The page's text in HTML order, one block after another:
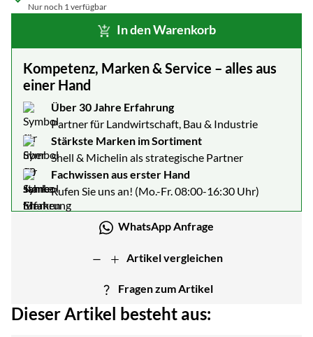
Nur noch 1 verfügbar
In den Warenkorb
Kompetenz, Marken & Service – alles aus
einer Hand
Über 30 Jahre Erfahrung
Partner für Landwirtschaft, Bau & Industrie
Stärkste Marken im Sortiment
Shell & Michelin als strategische Partner
Fachwissen aus erster Hand
Rufen Sie uns an! (Mo.-Fr. 08:00-16:30 Uhr)
WhatsApp Anfrage
Artikel vergleichen
Fragen zum Artikel
Dieser Artikel besteht aus: